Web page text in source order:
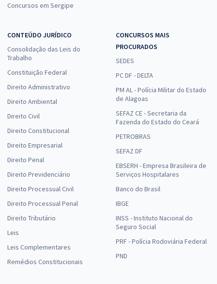
Concursos em Sergipe
CONTEÚDO JURÍDICO
Consolidação das Leis do
Trabalho
Constituição Federal
Direito Administrativo
Direito Ambiental
Direito Civil
Direito Constitucional
Direito Empresarial
Direito Penal
Direito Previdenciário
Direito Processual Civil
Direito Processual Penal
Direito Tributário
Leis
Leis Complementares
Remédios Constitucionais
CONCURSOS MAIS
PROCURADOS
SEDES
PC DF - DELTA
PM AL - Polícia Militar do Estado
de Alagoas
SEFAZ CE - Secretaria da
Fazenda do Estado do Ceará
PETROBRAS
SEFAZ DF
EBSERH - Empresa Brasileira de
Serviços Hospitalares
Banco do Brasil
IBGE
INSS - Instituto Nacional do
Seguro Social
PRF - Polícia Rodoviária Federal
PND